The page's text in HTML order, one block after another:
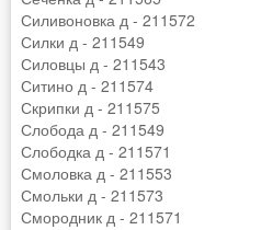
Силивоновка д - 211572
Силки д - 211549
Силовцы д - 211543
Ситино д - 211574
Скрипки д - 211575
Слобода д - 211549
Слободка д - 211571
Смоловка д - 211553
Смольки д - 211573
Смородник д - 211571